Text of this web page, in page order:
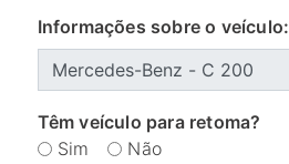
Informações sobre o veículo:
Têm veículo para retoma?
Sim
Não